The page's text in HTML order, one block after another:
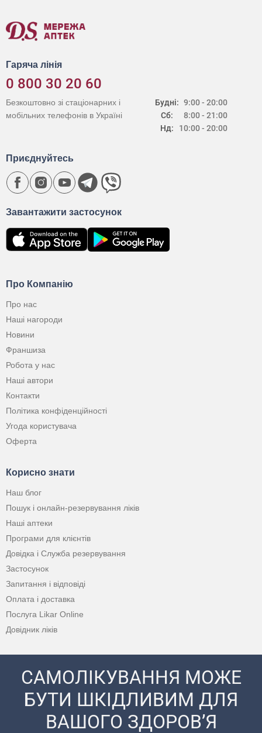
Гаряча лінія
0 800 30 20 60
Будні:
Сб:
Нд:
9:00 - 20:00
8:00 - 21:00
10:00 - 20:00
Безкоштовно зі стаціонарних і
мобільних телефонів в Україні
Про Компанію
Про нас
Наші нагороди
Новини
Франшиза
Робота у нас
Наші автори
Контакти
Політика конфіденційності
Угода користувача
Оферта
Корисно знати
Наш блог
Пошук і онлайн-резервування ліків
Наші аптеки
Програми для клієнтів
Довідка і Служба резервування
Застосунок
Запитання і відповіді
Оплата і доставка
Послуга Likar Online
Довідник ліків
Завантажити застосунок
Приєднуйтесь
САМОЛІКУВАННЯ МОЖЕ
БУТИ ШКІДЛИВИМ ДЛЯ
ВАШОГО ЗДОРОВ’Я